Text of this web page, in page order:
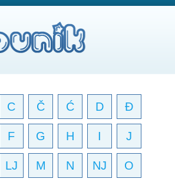
C Č Ć D Đ
F G H I J
LJ M N NJ O